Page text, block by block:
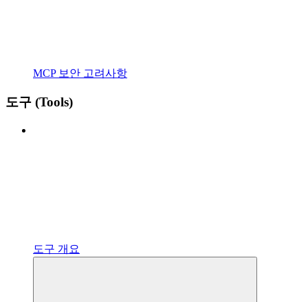
MCP 보안 고려사항
도구 (Tools)
도구 개요